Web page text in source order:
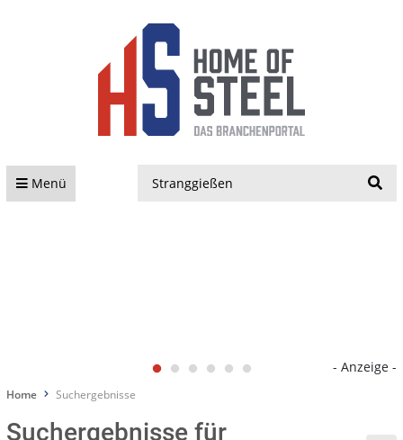
Menü
- Anzeige -
Home Suchergebnisse
Suchergebnisse für